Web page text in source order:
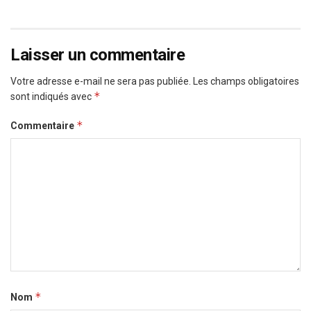
Laisser un commentaire
Votre adresse e-mail ne sera pas publiée.
Les champs obligatoires
sont indiqués avec *
Commentaire *
Nom *